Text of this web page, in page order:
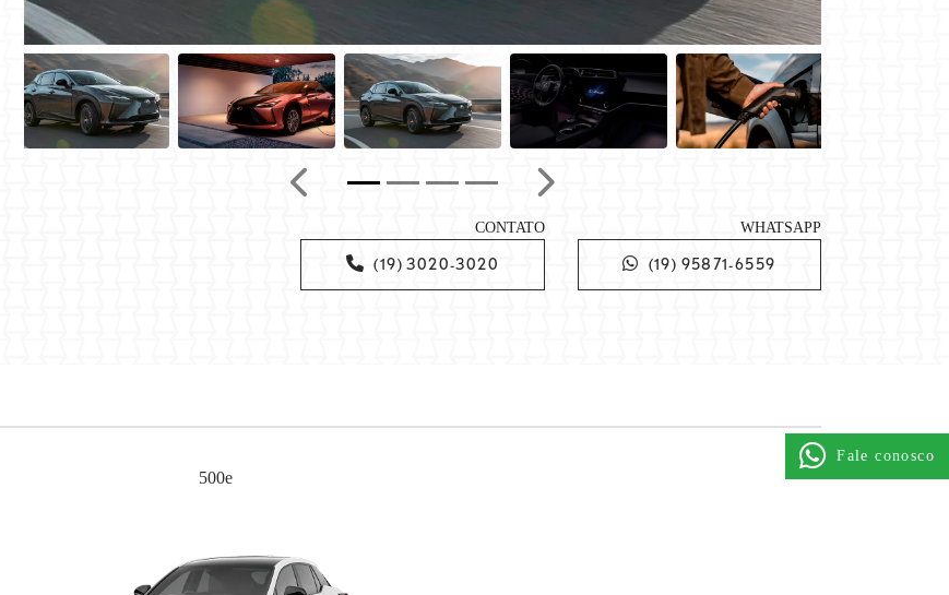
Anterior Próximo
CONTATO
(19) 3020-3020
WHATSAPP
(19) 95871-6559
500e
Fale conosco